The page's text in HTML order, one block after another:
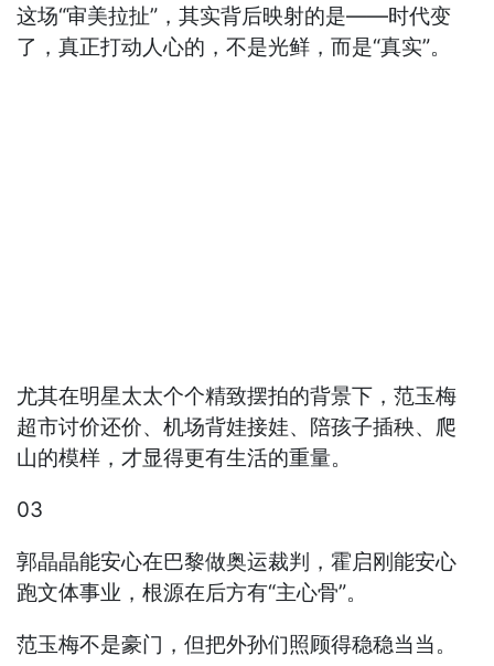
这场“审美拉扯”，其实背后映射的是——时代变
了，真正打动人心的，不是光鲜，而是“真实”。
尤其在明星太太个个精致摆拍的背景下，范玉梅
超市讨价还价、机场背娃接娃、陪孩子插秧、爬
山的模样，才显得更有生活的重量。
03
郭晶晶能安心在巴黎做奥运裁判，霍启刚能安心
跑文体事业，根源在后方有“主心骨”。
范玉梅不是豪门，但把外孙们照顾得稳稳当当。